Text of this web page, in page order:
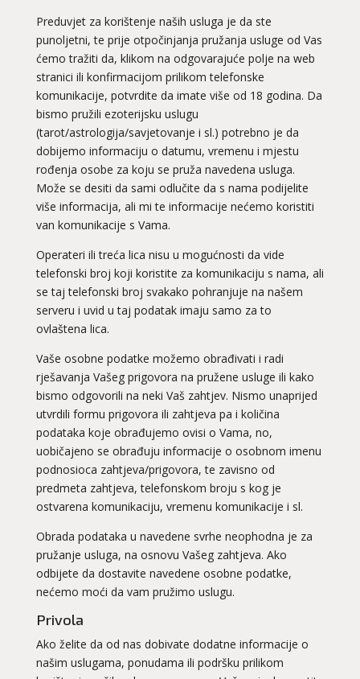
Preduvjet za korištenje naših usluga je da ste
punoljetni, te prije otpočinjanja pružanja usluge od Vas
ćemo tražiti da, klikom na odgovarajuće polje na web
stranici ili konfirmacijom prilikom telefonske
komunikacije, potvrdite da imate više od 18 godina. Da
bismo pružili ezoterijsku uslugu
(tarot/astrologija/savjetovanje i sl.) potrebno je da
dobijemo informaciju o datumu, vremenu i mjestu
rođenja osobe za koju se pruža navedena usluga.
Može se desiti da sami odlučite da s nama podijelite
više informacija, ali mi te informacije nećemo koristiti
van komunikacije s Vama.
Operateri ili treća lica nisu u mogućnosti da vide
telefonski broj koji koristite za komunikaciju s nama, ali
se taj telefonski broj svakako pohranjuje na našem
serveru i uvid u taj podatak imaju samo za to
ovlaštena lica.
Vaše osobne podatke možemo obrađivati i radi
rješavanja Vašeg prigovora na pružene usluge ili kako
bismo odgovorili na neki Vaš zahtjev. Nismo unaprijed
utvrdili formu prigovora ili zahtjeva pa i količina
podataka koje obrađujemo ovisi o Vama, no,
uobičajeno se obrađuju informacije o osobnom imenu
podnosioca zahtjeva/prigovora, te zavisno od
predmeta zahtjeva, telefonskom broju s kog je
ostvarena komunikaciju, vremenu komunikacije i sl.
Obrada podataka u navedene svrhe neophodna je za
pružanje usluga, na osnovu Vašeg zahtjeva. Ako
odbijete da dostavite navedene osobne podatke,
nećemo moći da vam pružimo uslugu.
Privola
Ako želite da od nas dobivate dodatne informacije o
našim uslugama, ponudama ili podršku prilikom